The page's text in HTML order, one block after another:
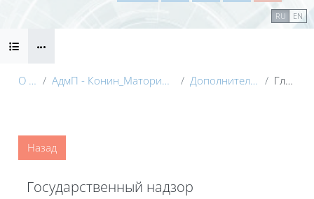
Введите
RU EN
Блоки
О курсе АдмП - Конин_Маторина (Электронный курс)_Демо Дополнительные материалы Глоссарий
Назад
Государственный надзор